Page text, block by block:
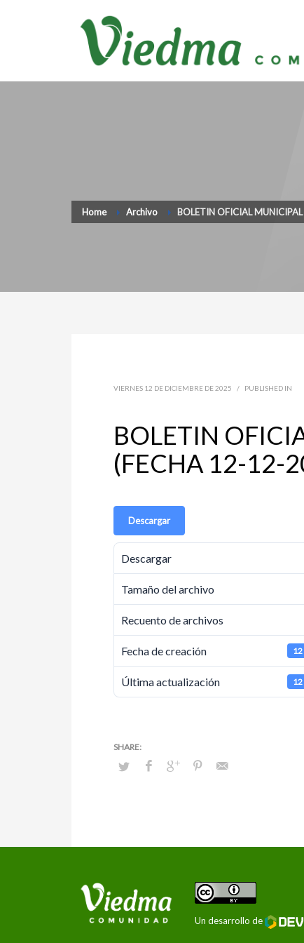
Home Archivo BOLETIN OFICIAL
VIERNES 12 DE DICIEMBRE DE 2025 / PUBLISHED IN
BOLETIN
(FECHA 12-12-
Descargar
Descargar
Tamaño del archivo
Recuento de archivos
Fecha de creación
Última actualización
Un desarrollo de